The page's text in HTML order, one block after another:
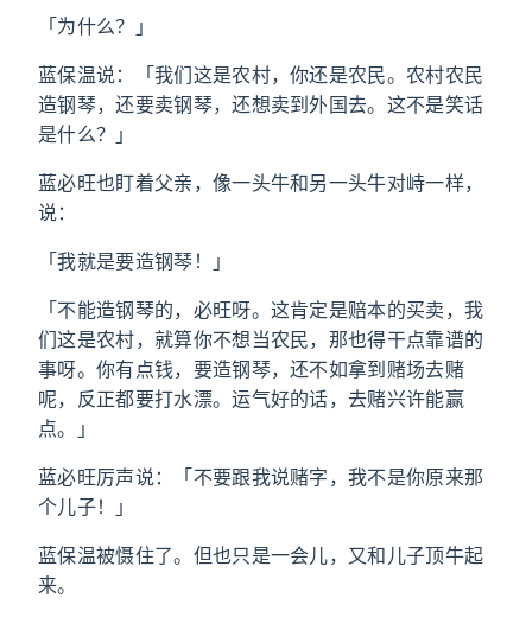
「为什么？」
蓝保温说：「我们这是农村，你还是农民。农村农民
造钢琴，还要卖钢琴，还想卖到外国去。这不是笑话
是什么？」
蓝必旺也盯着父亲，像一头牛和另一头牛对峙一样，
说：
「我就是要造钢琴！」
「不能造钢琴的，必旺呀。这肯定是赔本的买卖，我
们这是农村，就算你不想当农民，那也得干点靠谱的
事呀。你有点钱，要造钢琴，还不如拿到赌场去赌
呢，反正都要打水漂。运气好的话，去赌兴许能赢
点。」
蓝必旺厉声说：「不要跟我说赌字，我不是你原来那
个儿子！」
蓝保温被慑住了。但也只是一会儿，又和儿子顶牛起
来。